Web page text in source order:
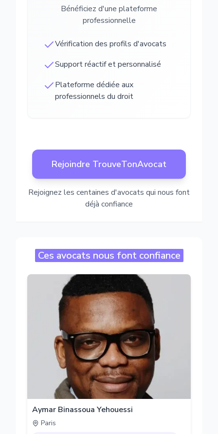
Bénéficiez d'une plateforme
professionnelle
Vérification des profils d'avocats
Support réactif et personnalisé
Plateforme dédiée aux
professionnels du droit
Rejoindre TrouveTonAvocat
Rejoignez les centaines d'avocats qui nous font
déjà confiance
Ces avocats nous font confiance
Aymar Binassoua Yehouessi
Paris